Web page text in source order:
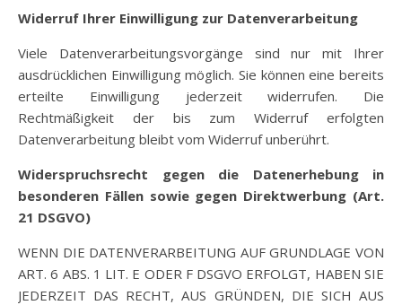
Widerruf Ihrer Einwilligung zur Datenverarbeitung
Viele Datenverarbeitungsvorgänge sind nur mit Ihrer
ausdrücklichen Einwilligung möglich. Sie können eine bereits
erteilte Einwilligung jederzeit widerrufen. Die
Rechtmäßigkeit der bis zum Widerruf erfolgten
Datenverarbeitung bleibt vom Widerruf unberührt.
Widerspruchsrecht gegen die Datenerhebung in
besonderen Fällen sowie gegen Direktwerbung (Art.
21 DSGVO)
WENN DIE DATENVERARBEITUNG AUF GRUNDLAGE VON
ART. 6 ABS. 1 LIT. E ODER F DSGVO ERFOLGT, HABEN SIE
JEDERZEIT DAS RECHT, AUS GRÜNDEN, DIE SICH AUS